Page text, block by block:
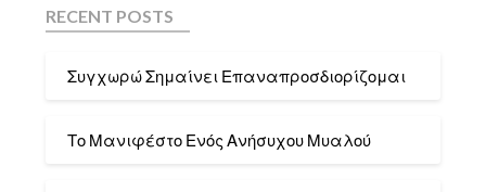
RECENT POSTS
Συγχωρώ Σημαίνει Επαναπροσδιορίζομαι
Το Μανιφέστο Ενός Ανήσυχου Μυαλού